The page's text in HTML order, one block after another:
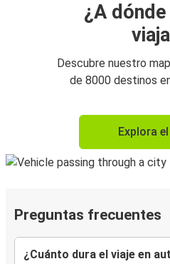
¿A
Descubre nuestro
de 8000 destinos
Explora
Preguntas frecuentes
¿Cuánto dura el viaje en